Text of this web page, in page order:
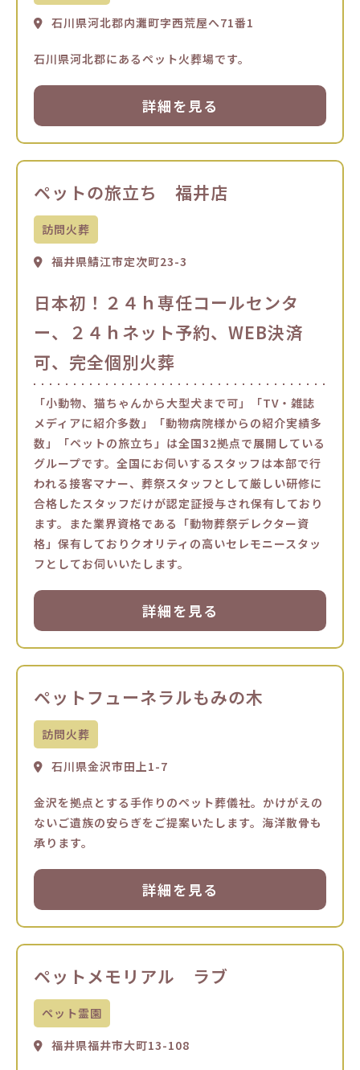
石川県河北郡内灘町字西荒屋へ71番1
石川県河北郡にあるペット火葬場です。
詳細を見る
ペットの旅立ち 福井店
訪問火葬
福井県鯖江市定次町23-3
日本初！２４ｈ専任コールセンタ
ー、２４ｈネット予約、WEB決済
可、完全個別火葬
「小動物、猫ちゃんから大型犬まで可」「TV・雑誌
メディアに紹介多数」「動物病院様からの紹介実績多
数」「ペットの旅立ち」は全国32拠点で展開している
グループです。全国にお伺いするスタッフは本部で行
われる接客マナー、葬祭スタッフとして厳しい研修に
合格したスタッフだけが認定証授与され保有しており
ます。また業界資格である「動物葬祭デレクター資
格」保有しておりクオリティの高いセレモニースタッ
フとしてお伺いいたします。
詳細を見る
ペットフューネラルもみの木
訪問火葬
石川県金沢市田上1-7
金沢を拠点とする手作りのペット葬儀社。かけがえの
ないご遺族の安らぎをご提案いたします。海洋散骨も
承ります。
詳細を見る
ペットメモリアル ラブ
ペット霊園
福井県福井市大町13-108